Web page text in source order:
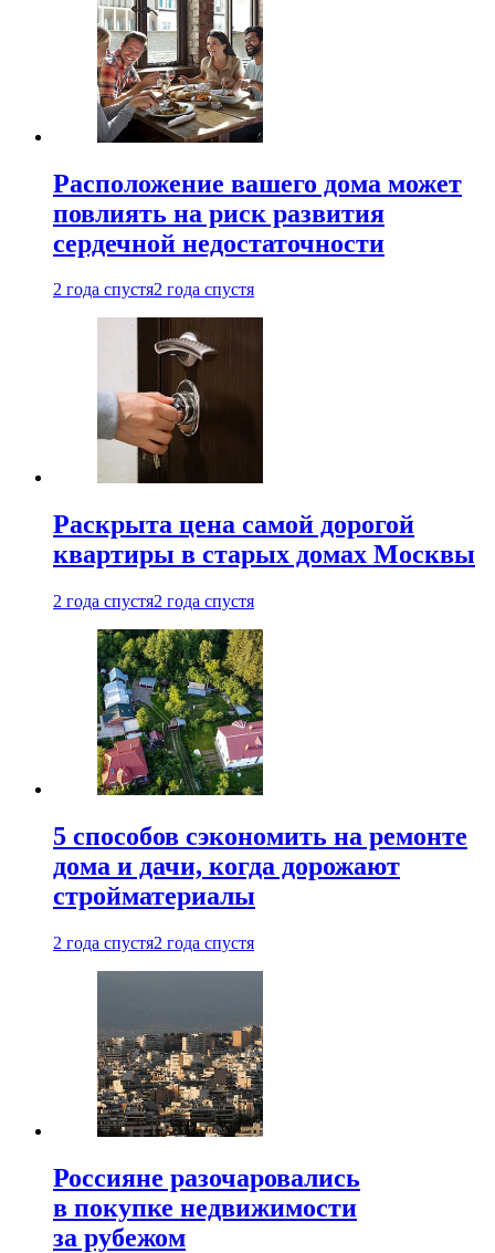
Расположение вашего дома может
повлиять на риск развития
сердечной недостаточности
2 года спустя2 года спустя
Раскрыта цена самой дорогой
квартиры в старых домах Москвы
2 года спустя2 года спустя
5 способов сэкономить на ремонте
дома и дачи, когда дорожают
стройматериалы
2 года спустя2 года спустя
Россияне разочаровались
в покупке недвижимости
за рубежом